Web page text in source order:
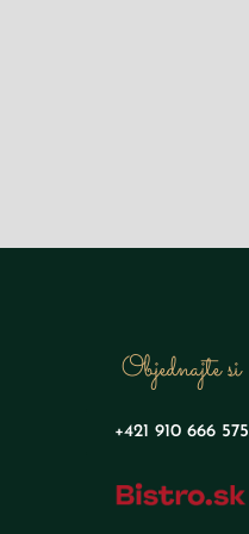
Objednajte si
+421 910 666 575